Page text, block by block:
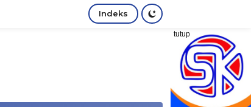
Indeks
tutup